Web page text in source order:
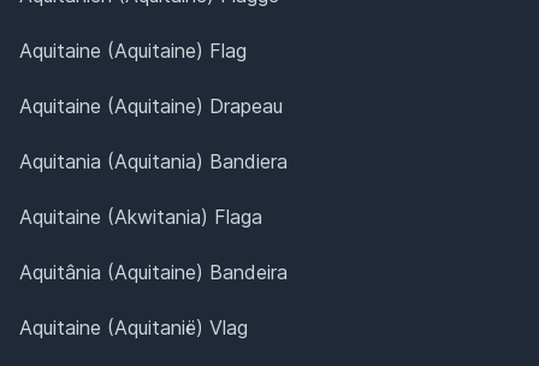
Aquitaine (Aquitaine) Flag
Aquitaine (Aquitaine) Drapeau
Aquitania (Aquitania) Bandiera
Aquitaine (Akwitania) Flaga
Aquitânia (Aquitaine) Bandeira
Aquitaine (Aquitanië) Vlag